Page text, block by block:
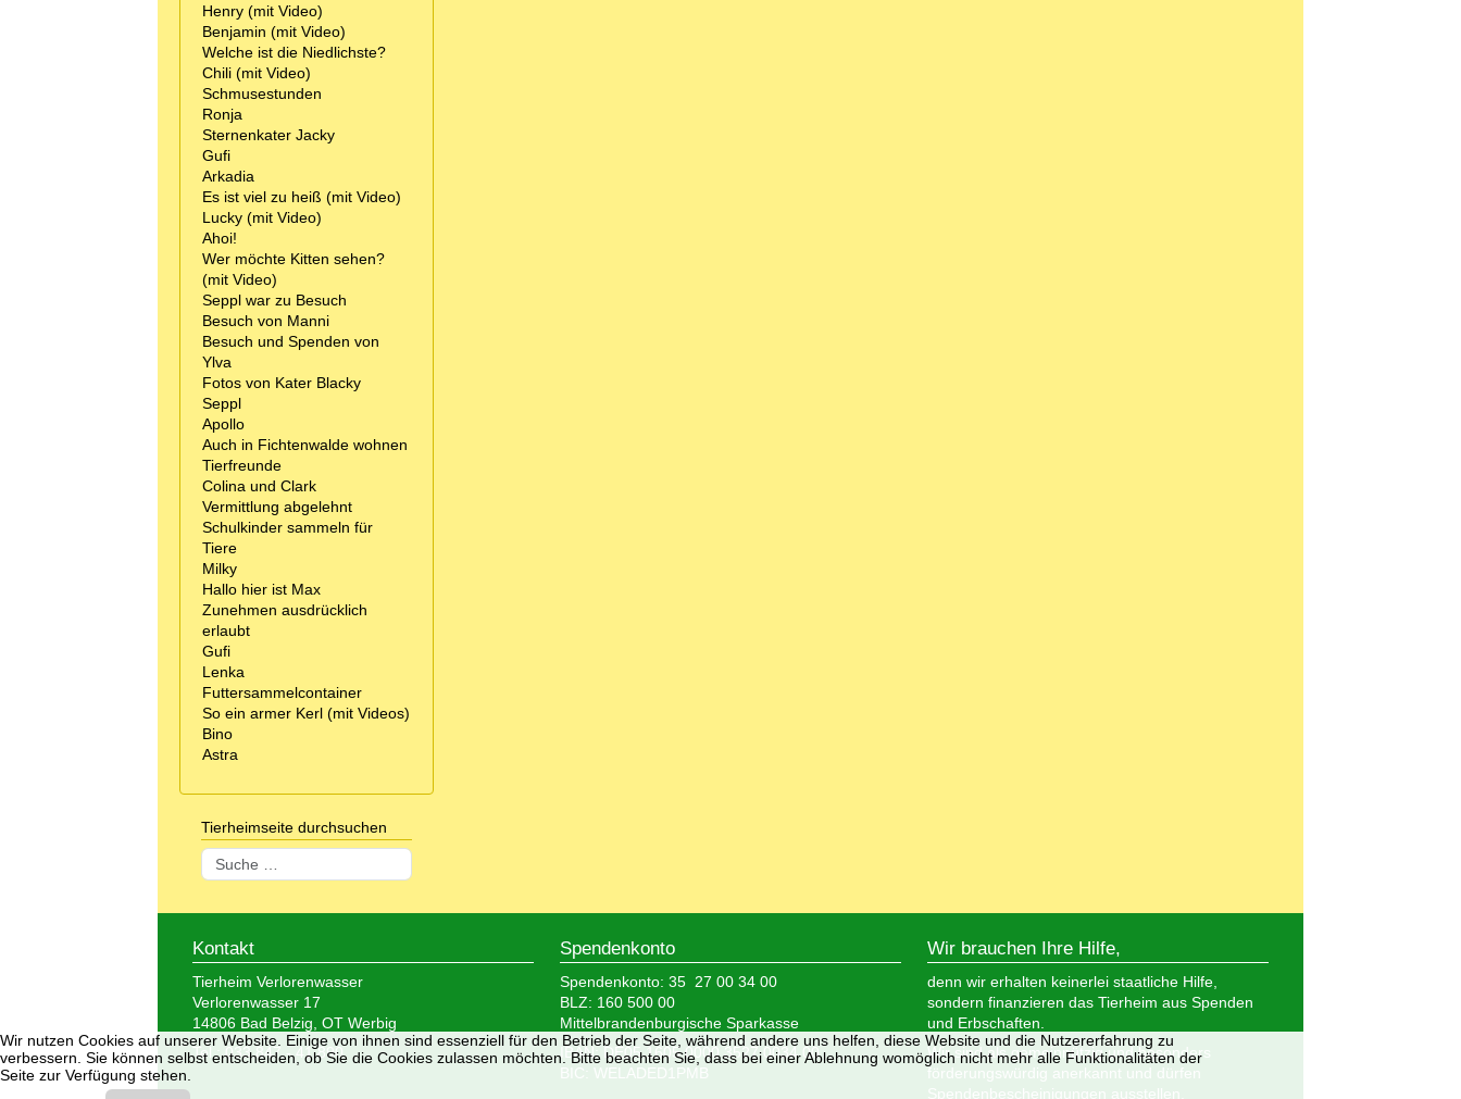
Henry (mit Video)
Benjamin (mit Video)
Welche ist die Niedlichste?
Chili (mit Video)
Schmusestunden
Ronja
Sternenkater Jacky
Gufi
Arkadia
Es ist viel zu heiß (mit Video)
Lucky (mit Video)
Ahoi!
Wer möchte Kitten sehen?
(mit Video)
Seppl war zu Besuch
Besuch von Manni
Besuch und Spenden von
Ylva
Fotos von Kater Blacky
Seppl
Apollo
Auch in Fichtenwalde wohnen
Tierfreunde
Colina und Clark
Vermittlung abgelehnt
Schulkinder sammeln für
Tiere
Milky
Hallo hier ist Max
Zunehmen ausdrücklich
erlaubt
Gufi
Lenka
Futtersammelcontainer
So ein armer Kerl (mit Videos)
Bino
Astra
Tierheimseite durchsuchen
Suchen
Kontakt
Tierheim Verlorenwasser
Verlorenwasser 17
14806 Bad Belzig, OT Werbig
Tel.: 033 847 - 41 890
Spendenkonto
Spendenkonto: 35 27 00 34 00
BLZ: 160 500 00
Mittelbrandenburgische Sparkasse
IBAN: DE05 1605 0000 3527 0034 00
BIC: WELADED1PMB
Wir brauchen Ihre Hilfe,
denn wir erhalten keinerlei staatliche Hilfe,
sondern finanzieren das Tierheim aus Spenden
und Erbschaften.
Wir sind als gemeinnützig und besonders
förderungswürdig anerkannt und dürfen
Spendenbescheinigungen ausstellen.
Wir nutzen Cookies auf unserer Website. Einige von ihnen sind essenziell für den Betrieb der Seite, während andere uns helfen, diese Website und die Nutzererfahrung zu
verbessern. Sie können selbst entscheiden, ob Sie die Cookies zulassen möchten. Bitte beachten Sie, dass bei einer Ablehnung womöglich nicht mehr alle Funktionalitäten der
Seite zur Verfügung stehen.